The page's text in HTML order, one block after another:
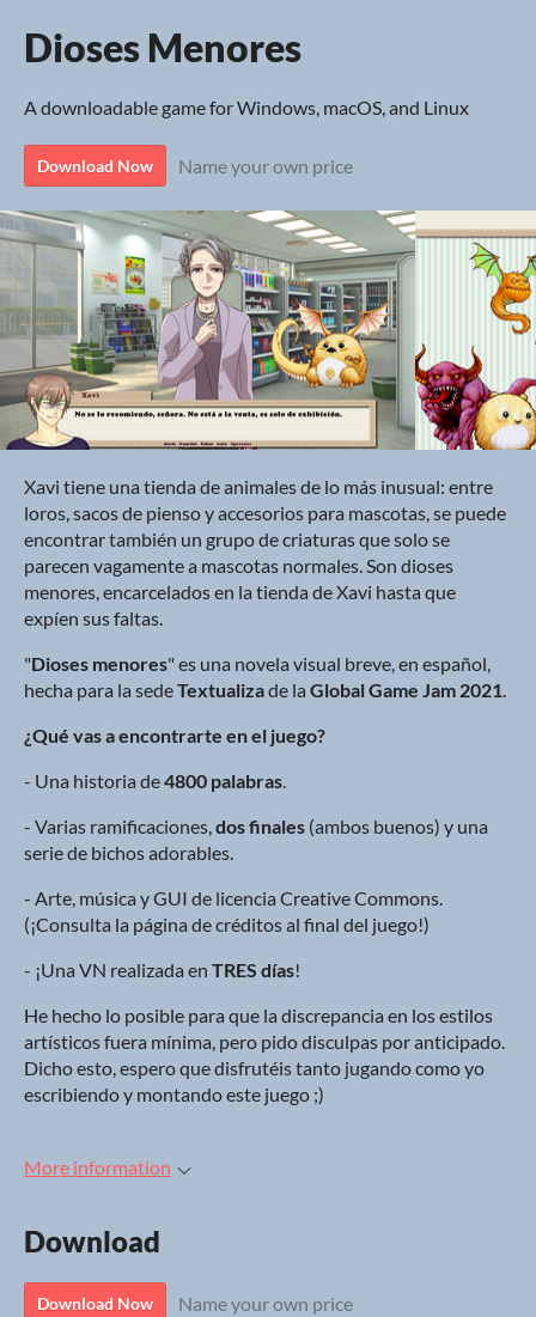
Dioses Menores
A downloadable game for Windows, macOS, and Linux
Download Now Name your own price
Xavi tiene una tienda de animales de lo más inusual: entre
loros, sacos de pienso y accesorios para mascotas, se puede
encontrar también un grupo de criaturas que solo se
parecen vagamente a mascotas normales. Son dioses
menores, encarcelados en la tienda de Xavi hasta que
expíen sus faltas.
"Dioses menores" es una novela visual breve, en español,
hecha para la sedeTextualizade la Global Game Jam 2021.
¿Qué vas a encontrarte en el juego?
- Una historia de4800 palabras.
- Varias ramificaciones,dos finales (ambos buenos) y una
serie de bichos adorables.
- Arte, música y GUI de licencia Creative Commons.
(¡Consulta la página de créditos al final del juego!)
- ¡Una VN realizada en TRES días!
He hecho lo posible para que la discrepancia en los estilos
artísticos fuera mínima, pero pido disculpas por anticipado.
Dicho esto, espero que disfrutéis tanto jugando como yo
escribiendo y montando este juego ;)
More information
Download
Download Now Name your own price